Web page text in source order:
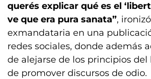
querés explicar qué es el
ve que era pura sanata”,
exmandataria en una
redes sociales, donde además
de alejarse de los principios
de promover discursos de odio.